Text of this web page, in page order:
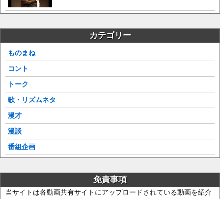
カテゴリー
ものまね
コント
トーク
歌・リズムネタ
漫才
漫談
番組企画
免責事項
当サイトは各動画共有サイトにアップロードされている動画を紹介